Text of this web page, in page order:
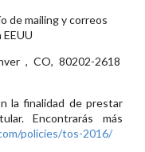
de mailing y correos
, CO, 80202-2618
la finalidad de prestar
Encontrarás más
policies/tos-2016/